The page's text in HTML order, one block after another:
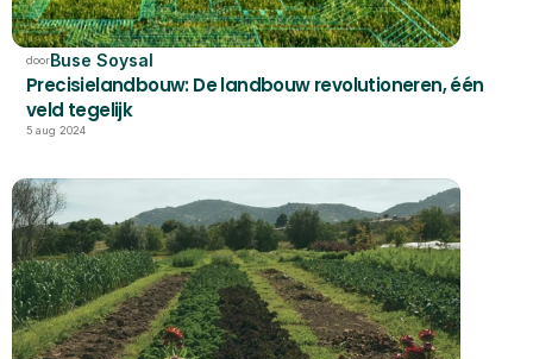
doorBuse Soysal
Precisielandbouw: De landbouw revolutioneren, één
veld tegelijk
5 aug 2024